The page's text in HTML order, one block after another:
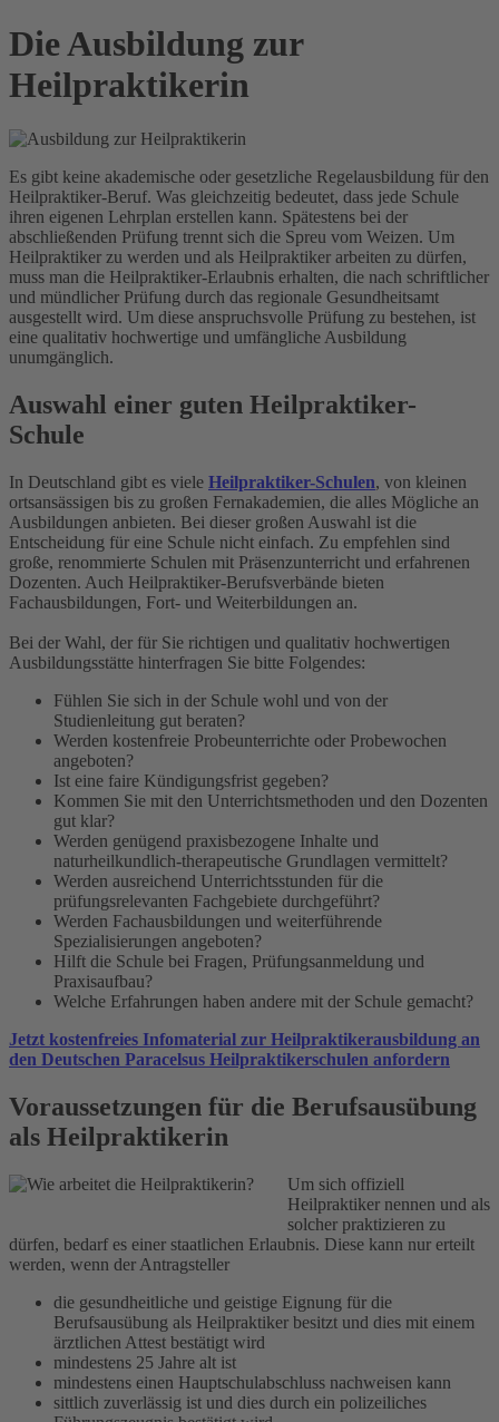
Die Ausbildung zur
Heilpraktikerin
Es gibt keine akademische oder gesetzliche Regelausbildung für den
Heilpraktiker-Beruf. Was gleichzeitig bedeutet, dass jede Schule
ihren eigenen Lehrplan erstellen kann. Spätestens bei der
abschließenden Prüfung trennt sich die Spreu vom Weizen. Um
Heilpraktiker zu werden und als Heilpraktiker arbeiten zu dürfen,
muss man die Heilpraktiker-Erlaubnis erhalten, die nach schriftlicher
und mündlicher Prüfung durch das regionale Gesundheitsamt
ausgestellt wird. Um diese anspruchsvolle Prüfung zu bestehen, ist
eine qualitativ hochwertige und umfängliche Ausbildung
unumgänglich.
Auswahl einer guten Heilpraktiker-
Schule
In Deutschland gibt es viele Heilpraktiker-Schulen, von kleinen
ortsansässigen bis zu großen Fernakademien, die alles Mögliche an
Ausbildungen anbieten. Bei dieser großen Auswahl ist die
Entscheidung für eine Schule nicht einfach. Zu empfehlen sind
große, renommierte Schulen mit Präsenzunterricht und erfahrenen
Dozenten. Auch Heilpraktiker-Berufsverbände bieten
Fachausbildungen, Fort- und Weiterbildungen an.
Bei der Wahl, der für Sie richtigen und qualitativ hochwertigen
Ausbildungsstätte hinterfragen Sie bitte Folgendes:
Fühlen Sie sich in der Schule wohl und von der
Studienleitung gut beraten?
Werden kostenfreie Probeunterrichte oder Probewochen
angeboten?
Ist eine faire Kündigungsfrist gegeben?
Kommen Sie mit den Unterrichtsmethoden und den Dozenten
gut klar?
Werden genügend praxisbezogene Inhalte und
naturheilkundlich-therapeutische Grundlagen vermittelt?
Werden ausreichend Unterrichtsstunden für die
prüfungsrelevanten Fachgebiete durchgeführt?
Werden Fachausbildungen und weiterführende
Spezialisierungen angeboten?
Hilft die Schule bei Fragen, Prüfungsanmeldung und
Praxisaufbau?
Welche Erfahrungen haben andere mit der Schule gemacht?
Jetzt kostenfreies Infomaterial zur Heilpraktikerausbildung an
den Deutschen Paracelsus Heilpraktikerschulen anfordern
Voraussetzungen für die Berufsausübung
als Heilpraktikerin
Um sich offiziell
Heilpraktiker nennen und als
solcher praktizieren zu
dürfen, bedarf es einer staatlichen Erlaubnis. Diese kann nur erteilt
werden, wenn der Antragsteller
die gesundheitliche und geistige Eignung für die
Berufsausübung als Heilpraktiker besitzt und dies mit einem
ärztlichen Attest bestätigt wird
mindestens 25 Jahre alt ist
mindestens einen Hauptschulabschluss nachweisen kann
sittlich zuverlässig ist und dies durch ein polizeiliches